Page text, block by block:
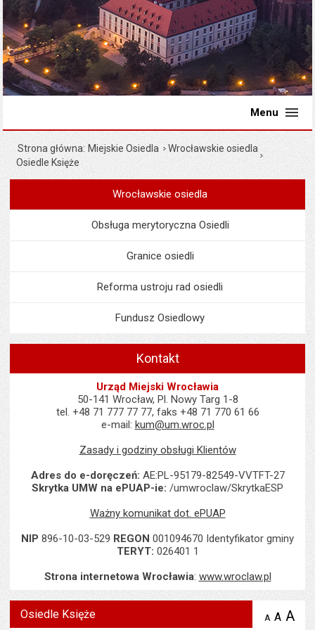
Menu
Strona główna Miejskie Osiedla
Wrocławskie osiedla
Osiedle Księże
MenuMiejskie Osiedla
Wrocławskie osiedla
Obsługa merytoryczna Osiedli
Granice osiedli
Reforma ustroju rad osiedli
Fundusz Osiedlowy
Kontakt
Urząd Miejski Wrocławia
50-141 Wrocław, Pl. Nowy Targ 1-8
tel. +48 71 777 77 77, faks +48 71 770 61 66
e-mail: kum@um.wroc.pl
Zasady i godziny obsługi Klientów
Adres do e-doręczeń: AE:PL-95179-82549-VVTFT-27
Skrytka UMW na ePUAP-ie: /umwroclaw/SkrytkaESP
Ważny komunikat dot. ePUAP
NIP 896-10-03-529 REGON 001094670 Identyfikator gminy
TERYT: 026401 1
Strona internetowa Wrocławia: www.wroclaw.pl
Osiedle Księże A zmniejsz
A A